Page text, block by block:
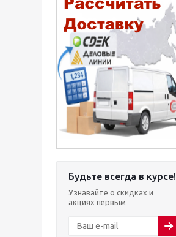
Будьте всегда в курсе!
Узнавайте о скидках и
акциях первым